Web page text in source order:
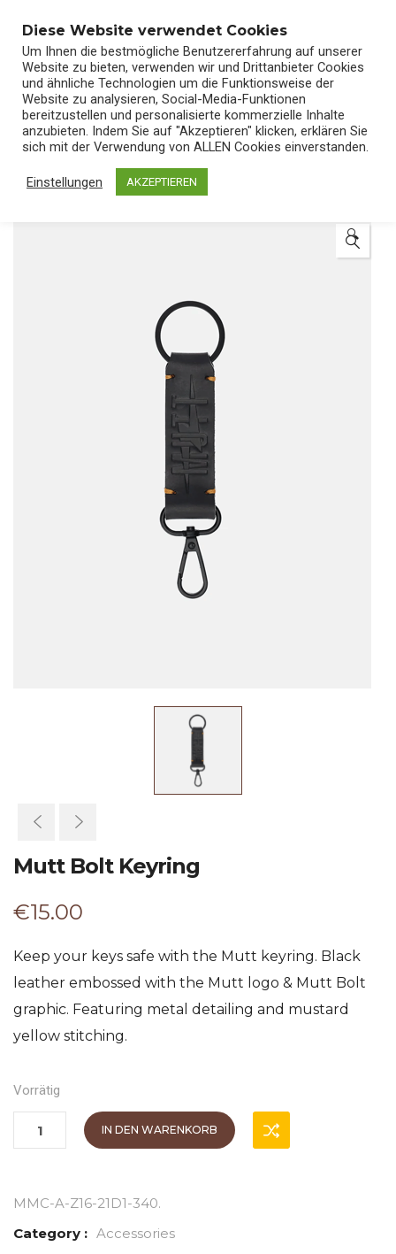
Start/Shop/Accessories
🔍
Mutt Bolt Keyring
€15.00
Keep your keys safe with the Mutt keyring. Black
leather embossed with the Mutt logo & Mutt Bolt
graphic. Featuring metal detailing and mustard
yellow stitching.
Vorrätig
IN DEN WARENKORB
MMC-A-Z16-21D1-340.
Category : Accessories
Diese Website verwendet Cookies
Um Ihnen die bestmögliche Benutzererfahrung auf unserer
Website zu bieten, verwenden wir und Drittanbieter Cookies
und ähnliche Technologien um die Funktionsweise der
Website zu analysieren, Social-Media-Funktionen
bereitzustellen und personalisierte kommerzielle Inhalte
anzubieten. Indem Sie auf "Akzeptieren" klicken, erklären Sie
sich mit der Verwendung von ALLEN Cookies einverstanden.
Einstellungen AKZEPTIEREN